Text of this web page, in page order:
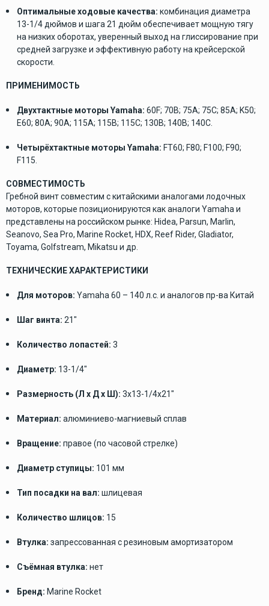
Оптимальные ходовые качества: комбинация диаметра
13-1/4 дюймов и шага 21 дюйм обеспечивает мощную тягу
на низких оборотах, уверенный выход на глиссирование при
средней загрузке и эффективную работу на крейсерской
скорости.
ПРИМЕНИМОСТЬ
Двухтактные моторы Yamaha: 60F; 70B; 75A; 75C; 85A; K50;
E60; 80A; 90A; 115A; 115B; 115C; 130B; 140B; 140C.
Четырёхтактные моторы Yamaha: FT60; F80; F100; F90;
F115.
СОВМЕСТИМОСТЬ
Гребной винт совместим с китайскими аналогами лодочных
моторов, которые позиционируются как аналоги Yamaha и
представлены на российском рынке: Hidea, Parsun, Marlin,
Seanovo, Sea Pro, Marine Rocket, HDX, Reef Rider, Gladiator,
Toyama, Golfstream, Mikatsu и др.
ТЕХНИЧЕСКИЕ ХАРАКТЕРИСТИКИ
Для моторов: Yamaha 60 – 140 л.с. и аналогов пр-ва Китай
Шаг винта: 21"
Количество лопастей: 3
Диаметр: 13-1/4"
Размерность (Л x Д x Ш): 3x13-1/4x21"
Материал: алюминиево-магниевый сплав
Вращение: правое (по часовой стрелке)
Диаметр ступицы: 101 мм
Тип посадки на вал: шлицевая
Количество шлицов: 15
Втулка: запрессованная с резиновым амортизатором
Съёмная втулка: нет
Бренд: Marine Rocket